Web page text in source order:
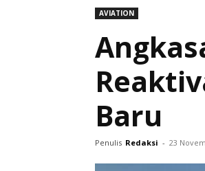
AVIATION
Baru
Penulis Redaksi - 23